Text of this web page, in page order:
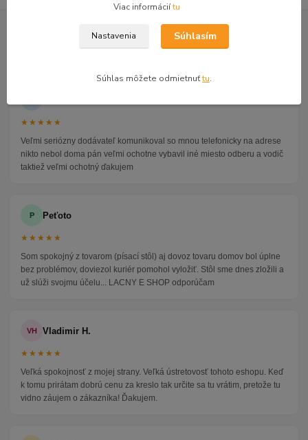
4.9 ★★★★★
★★★★★
Veľmi seriózny dodávateľ komunikoval so mnou telefonicky na adrese
nikto nebol doma pán veľmi ochotne vybavil iné miesto odberu a vodič
taktiež veľmi ochotný ďakujem
P Peťoto
★★★★★
Som spokojný z tovarom (písací stôl) aj dovoz tovaru domov bol úplne
bez problémov, doviezol kuriér pomohol vyložiť. Stôl sme dnes zložili a
už slúži svojmu účelu... LACNY E SHOP odporúčam
VH Vladimir H.
★★★★★
Veľká spokojnosť z mojej strany. Veľká ústretovosť tohoto eshopu. Keď
k tomu prirátam dobrú cenu za kreslo tak určite sa tu vrátim, pretože tu
vidno záujem o zákazníka! Ďakujem.
Viac informáciítu
Nastavenia Súhlasím
Súhlas môžete odmietnuťtu.